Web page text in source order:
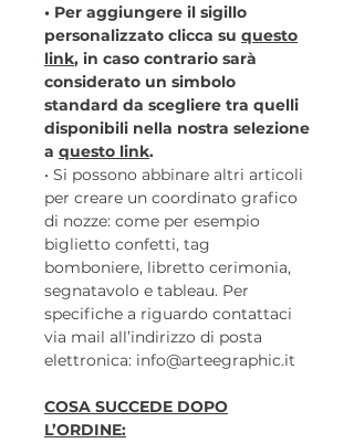
• Per aggiungere il sigillo
personalizzato clicca su questo
link, in caso contrario sarà
considerato un simbolo
standard da scegliere tra quelli
disponibili nella nostra selezione
a questo link.
• Si possono abbinare altri articoli
per creare un coordinato grafico
di nozze: come per esempio
biglietto confetti, tag
bomboniere, libretto cerimonia,
segnatavolo e tableau. Per
specifiche a riguardo contattaci
via mail all’indirizzo di posta
elettronica: info@arteegraphic.it
COSA SUCCEDE DOPO
L’ORDINE: